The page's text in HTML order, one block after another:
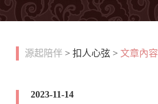
源起陪伴 > 扣人心弦 > 文章內容
2023-11-14